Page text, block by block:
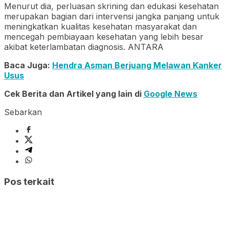
Menurut dia, perluasan skrining dan edukasi kesehatan
merupakan bagian dari intervensi jangka panjang untuk
meningkatkan kualitas kesehatan masyarakat dan
mencegah pembiayaan kesehatan yang lebih besar
akibat keterlambatan diagnosis. ANTARA
Baca Juga: Hendra Asman Berjuang Melawan Kanker
Usus
Cek Berita dan Artikel yang lain di Google News
Sebarkan
Pos terkait